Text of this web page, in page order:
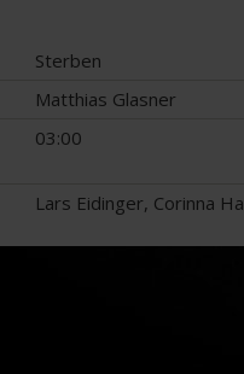
Sterben
Matthias Glasner
03:00
Lars Eidinger, Corinna